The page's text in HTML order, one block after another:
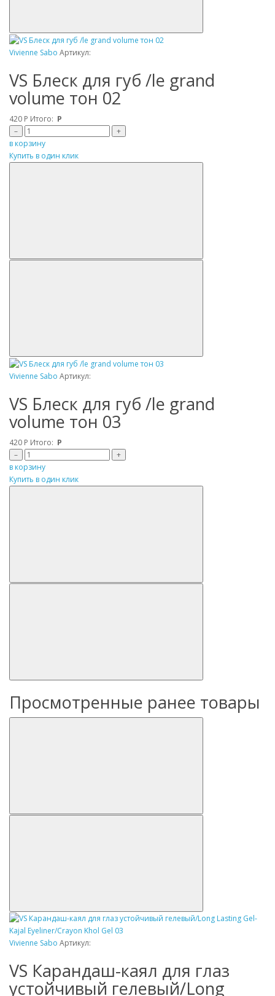
Vivienne Sabo Артикул:
VS Блеск для губ /le grand
volume тон 02
420 Р Итого: Р
–
+
в корзину
Купить в один клик
Vivienne Sabo Артикул:
VS Блеск для губ /le grand
volume тон 03
420 Р Итого: Р
–
+
в корзину
Купить в один клик
Просмотренные ранее товары
Vivienne Sabo Артикул:
VS Карандаш-каял для глаз
устойчивый гелевый/Long